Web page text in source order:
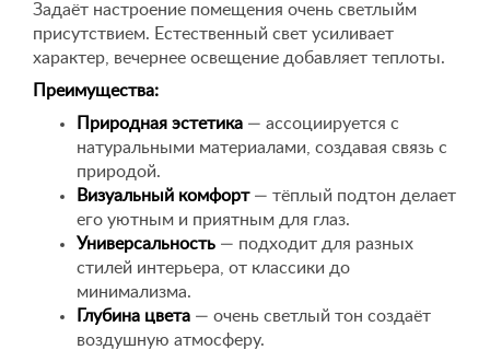
Задаёт настроение помещения очень светлыйм
присутствием. Естественный свет усиливает
характер, вечернее освещение добавляет теплоты.
Преимущества:
Природная эстетика — ассоциируется с
натуральными материалами, создавая связь с
природой.
Визуальный комфорт— тёплый подтон делает
его уютным и приятным для глаз.
Универсальность — подходит для разных
стилей интерьера, от классики до
минимализма.
Глубина цвета — очень светлый тон создаёт
воздушную атмосферу.